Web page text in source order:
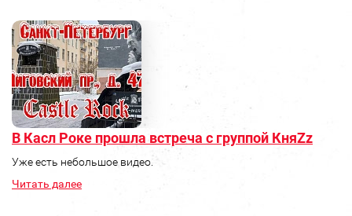
В Касл Роке прошла встреча с группой КняZz
Уже есть небольшое видео.
Читать далее